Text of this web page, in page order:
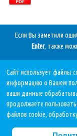
Если Вы заметили
Enter, также
Дата последнего
05.08.2026, в 11 11.
Сайт использует файлы
информацию о Вашем
ваши данные
продолжаете
файлов cookie,